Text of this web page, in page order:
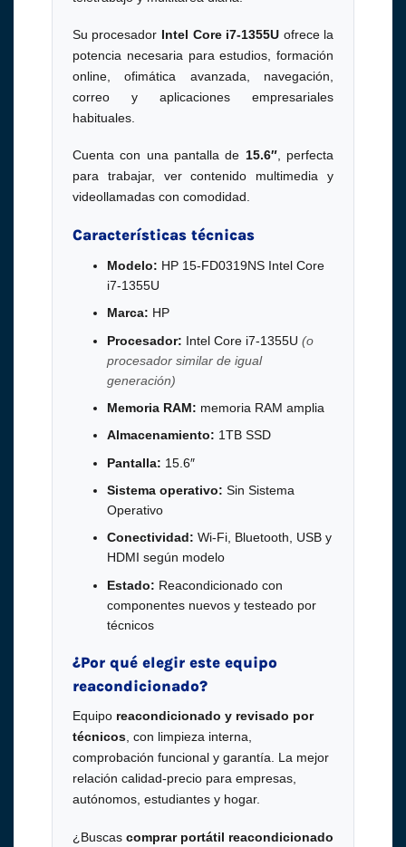
Su procesador Intel Core i7-1355U ofrece la
potencia necesaria para estudios, formación
online, ofimática avanzada, navegación,
correo y aplicaciones empresariales
habituales.
Cuenta con una pantalla de 15.6″, perfecta
para trabajar, ver contenido multimedia y
videollamadas con comodidad.
Características técnicas
Modelo: HP 15-FD0319NS Intel Core
i7-1355U
Marca: HP
Procesador: Intel Core i7-1355U (o
procesador similar de igual
generación)
Memoria RAM: memoria RAM amplia
Almacenamiento: 1TB SSD
Pantalla: 15.6″
Sistema operativo: Sin Sistema
Operativo
Conectividad: Wi-Fi, Bluetooth, USB y
HDMI según modelo
Estado: Reacondicionado con
componentes nuevos y testeado por
técnicos
¿Por qué elegir este equipo
reacondicionado?
Equipo reacondicionado y revisado por
técnicos, con limpieza interna,
comprobación funcional y garantía. La mejor
relación calidad-precio para empresas,
autónomos, estudiantes y hogar.
¿Buscas comprar portátil reacondicionado